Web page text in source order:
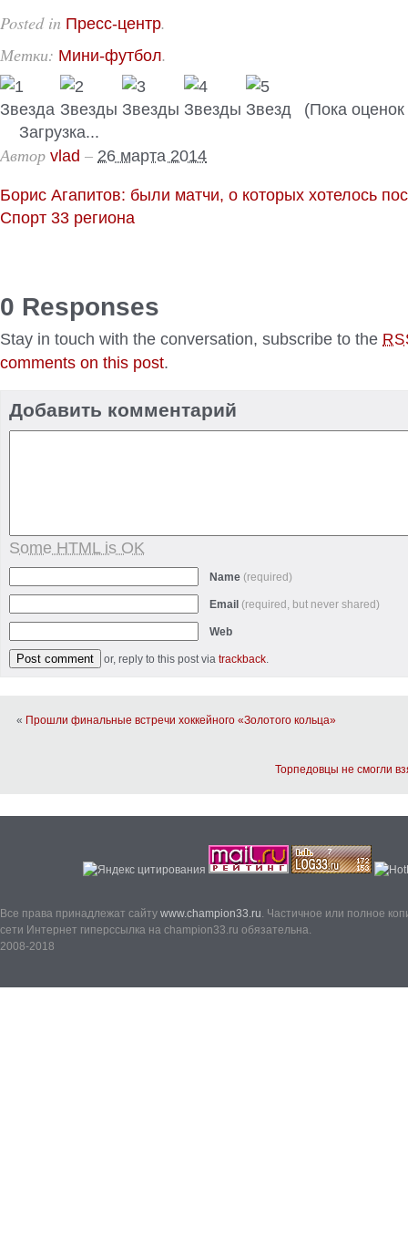
Posted in Пресс-центр.
Метки: Мини-футбол.
(Пока оценок
Загрузка...
Автор vlad – 26 марта 2014
Борис Агапитов: были матчи, о которых хотелось
Спорт 33 региона
0 Responses
Stay in touch with the conversation, subscribe to the
comments on this post.
Добавить комментарий
Some HTML is OK
Name (required)
Email (required, but never shared)
Web
or, reply to this post via trackback.
« Прошли финальные встречи хоккейного «Золотого кольца»
Торпедовцы не смогли
Все права принадлежат сайту www.champion33.ru. Частичное или полное
сети Интернет гиперссылка на champion33.ru обязательна.
2008-2018